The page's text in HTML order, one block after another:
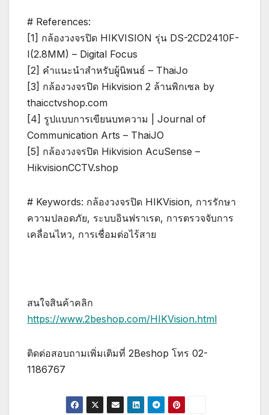
# References:
[1] กล้องวงจรปิด HIKVISION รุ่น DS-2CD2410F-
I(2.8MM) – Digital Focus
[2] คำแนะนำสำหรับผู้นิพนธ์ – ThaiJo
[3] กล้องวงจรปิด Hikvision 2 ล้านพิกเซล by
thaicctvshop.com
[4] รูปแบบการเขียนบทความ | Journal of
Communication Arts – ThaiJO
[5] กล้องวงจรปิด Hikvision AcuSense –
HikvisionCCTV.shop
# Keywords: กล้องวงจรปิด HIKVision, การรักษา
ความปลอดภัย, ระบบอินฟราเรด, การตรวจจับการ
เคลื่อนไหว, การเชื่อมต่อไร้สาย
สนใจสินค้าคลิก
https://www.2beshop.com/HIKVision.html
ติดต่อสอบถามเพิ่มเติมที่ 2Beshop โทร 02-
1186767